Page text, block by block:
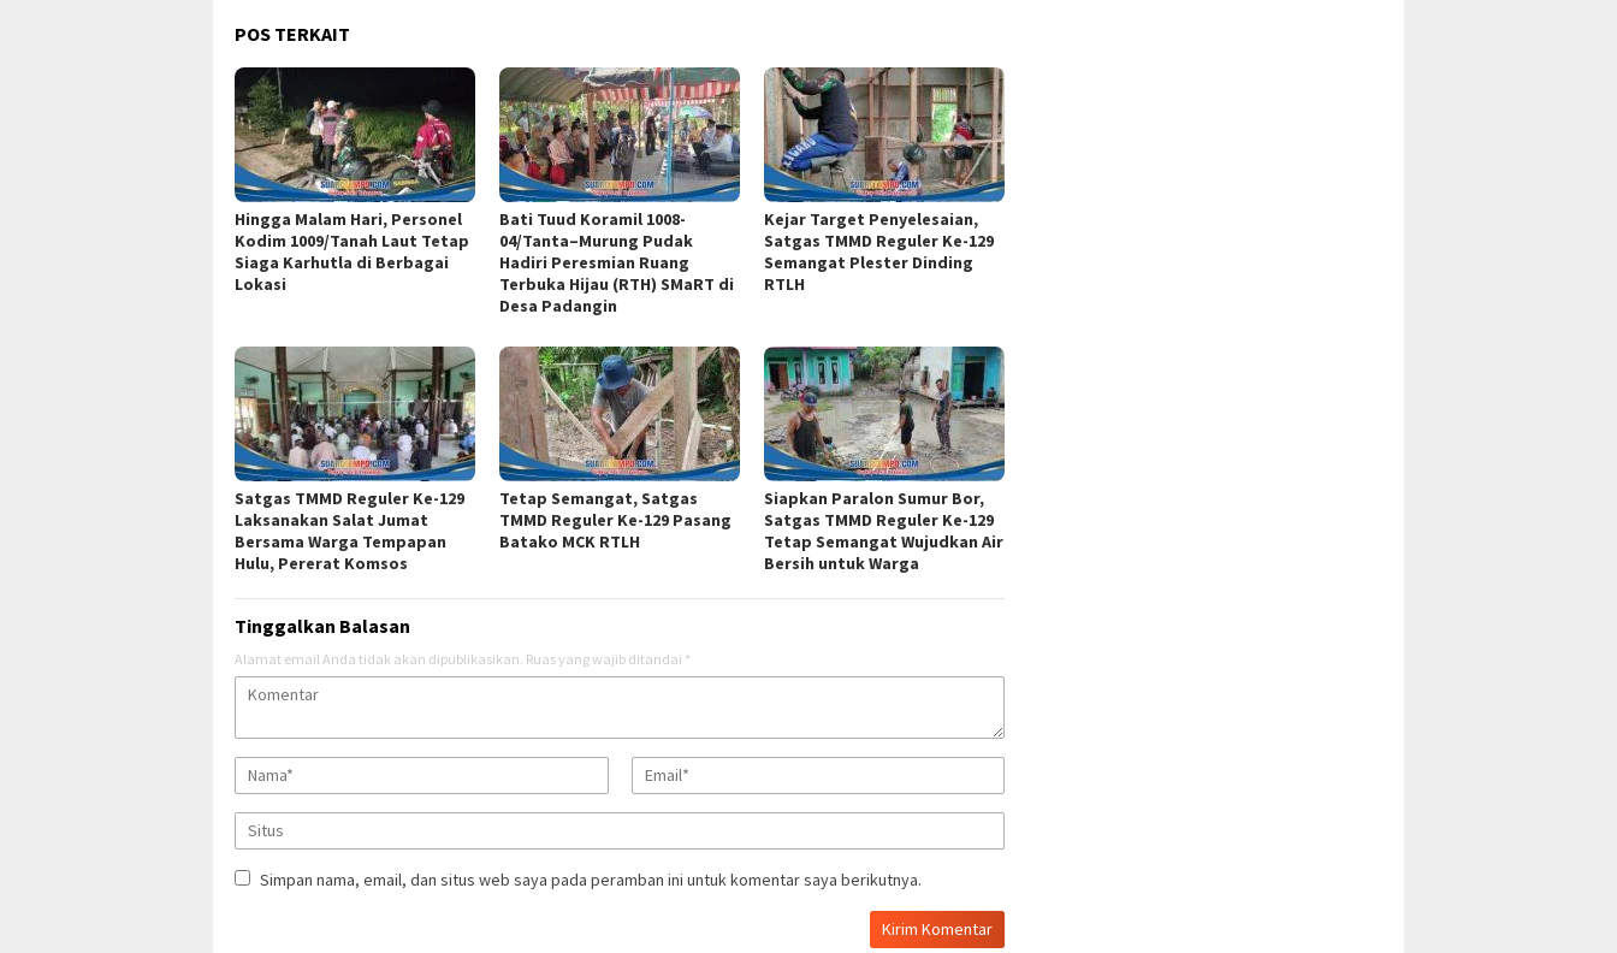
POS TERKAIT
Hingga Malam Hari, Personel
Kodim 1009/Tanah Laut Tetap
Siaga Karhutla di Berbagai
Lokasi
Bati Tuud Koramil 1008-
04/Tanta–Murung Pudak
Hadiri Peresmian Ruang
Terbuka Hijau (RTH) SMaRT di
Desa Padangin
Kejar Target Penyelesaian,
Satgas TMMD Reguler Ke-129
Semangat Plester Dinding
RTLH
Satgas TMMD Reguler Ke-129
Laksanakan Salat Jumat
Bersama Warga Tempapan
Hulu, Pererat Komsos
Tetap Semangat, Satgas
TMMD Reguler Ke-129 Pasang
Batako MCK RTLH
Siapkan Paralon Sumur Bor,
Satgas TMMD Reguler Ke-129
Tetap Semangat Wujudkan Air
Bersih untuk Warga
Tinggalkan Balasan
Alamat email Anda tidak akan dipublikasikan. Ruas yang wajib ditandai *
Simpan nama, email, dan situs web saya pada peramban ini untuk komentar saya berikutnya.